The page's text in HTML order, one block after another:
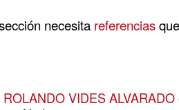
necesita referencias
VIDES ALVARADO